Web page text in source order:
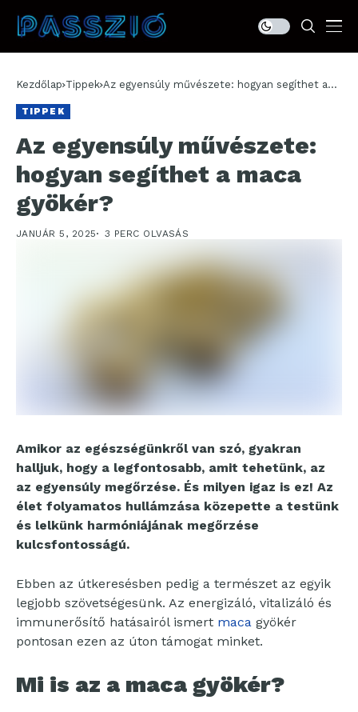
Kezdőlap Tippek Az egyensúly művészete: hogyan segíthet a
TIPPEK
Az egyensúly művészete:
hogyan segíthet a maca
gyökér?
JANUÁR 5, 2025 3 PERC OLVASÁS
Amikor az egészségünkről van szó, gyakran
halljuk, hogy a legfontosabb, amit tehetünk, az
az egyensúly megőrzése. És milyen igaz is ez! Az
élet folyamatos hullámzása közepette a testünk
és lelkünk harmóniájának megőrzése
kulcsfontosságú.
Ebben az útkeresésben pedig a természet az egyik
legjobb szövetségesünk. Az energizáló, vitalizáló és
immunerősítő hatásairól ismert maca gyökér
pontosan ezen az úton támogat minket.
Mi is az a maca gyökér?